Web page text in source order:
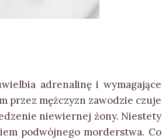
adrenalinę i wymagające
przez mężczyzn zawodzie czuje
niewiernej żony. Niestety
podwójnego morderstwa. Co